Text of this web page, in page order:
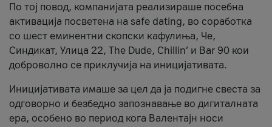
По тој повод, компанијата реализираше посебна
активација посветена на safe dating, во соработка
со шест еминентни скопски кафулиња, Че,
Синдикат, Улица 22, The Dude, Chillin’ и Bar 90 кои
доброволно се приклучија на иницијативата.
Иницијативата имаше за цел да ја подигне свеста за
одговорно и безбедно запознавање во дигиталната
ера, особено во период кога Валентајн носи